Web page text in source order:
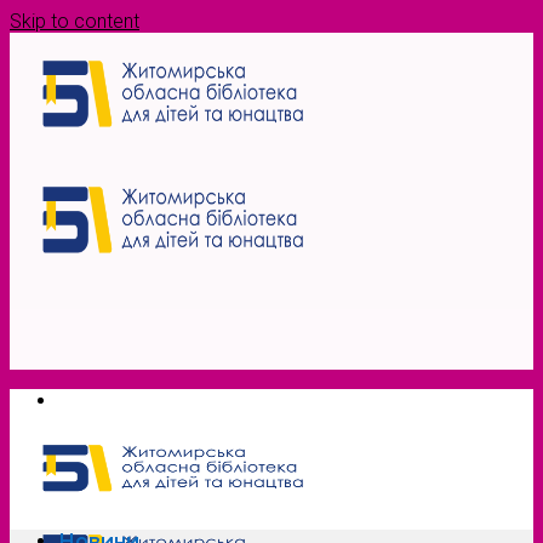
Skip to content